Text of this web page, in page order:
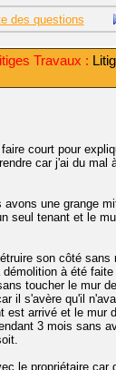
des questions
Travaux :
court pour
car j'ai du mal
avons une grange
seul tenant et le
son côté sans
à été
toucher le mur
il s'avère qu'il
est arrivé et le mur
3 mois sans
le propriétaire car